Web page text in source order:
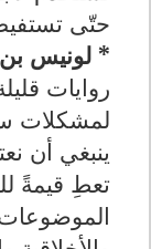
حتّى
* لونيس
روايات
لمشكلات
ينبغي أن
تعطِ قيمةً
الموضوعات